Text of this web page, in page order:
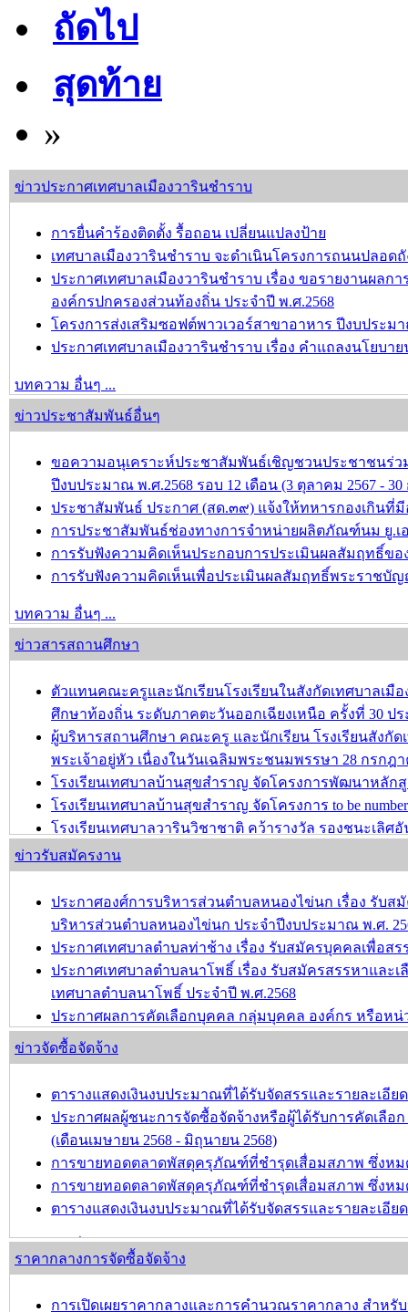
ถัดไป
สุดท้าย
»
ข่าวประกาศเทศบาลเมืองวารินชำราบ
การยื่นคำร้องติดตั้ง รื้อถอน เปลี่ยนแปลงป้าย
เทศบาลเมืองวารินชำราบ จะดำเนินโครงการถนนปลอด
ประกาศเทศบาลเมืองวารินชำราบ เรื่อง ขอรายงานผ
องค์กรปกครองส่วนท้องถิ่น ประจำปี พ.ศ.2568
โครงการส่งเสริมซอฟต์พาวเวอร์สาขาอาหาร ปีงบประ
ประกาศเทศบาลเมืองวารินชำราบ เรื่อง คำแถลงนโยบา
บทความ อื่นๆ ...
ข่าวประชาสัมพันธ์อื่นๆ
ขอความอนุเคราะห์ประชาสัมพันธ์เชิญชวนประชาชนร่ว
ปีงบประมาณ พ.ศ.2568 รอบ 12 เดือน (3 ตุลาคม 2567 -
ประชาสัมพันธ์ ประกาศ (สด.๓๙) แจ้งให้ทหารกองเกินที่มี
การประชาสัมพันธ์ช่องทางการจำหน่ายผลิตภัณฑ์นม ยู.เ
การรับฟังความคิดเห็นประกอบการประเมินผลสัมฤทธิ์ข
การรับฟังความคิดเห็นเพื่อประเมินผลสัมฤทธิ์พระราชบัญ
บทความ อื่นๆ ...
ข่าวสารสถานศึกษา
ตัวแทนคณะครูและนักเรียนโรงเรียนในสังกัดเทศบาลเ
ศึกษาท้องถิ่น ระดับภาคตะวันออกเฉียงเหนือ ครั้งที่ 30 ปร
ผู้บริหารสถานศึกษา คณะครู และนักเรียน โรงเรียนสังกั
พระเจ้าอยู่หัว เนื่องในวันเฉลิมพระชนมพรรษา 28 กรกฎ
โรงเรียนเทศบาลบ้านสุขสำราญ จัดโครงการพัฒนาหลั
โรงเรียนเทศบาลบ้านสุขสำราญ จัดโครงการ to be
โรงเรียนเทศบาลวารินวิชาชาติ คว้ารางวัล รองชนะเลิศ
อายุไม่เกิน 12 ปี ครั้งที่ 2 ประจำปีการศึกษา 2567
ข่าวรับสมัครงาน
ประกาศองศ์การบริหารส่วนตำบลหนองไข่นก เรื่อง รับส
บริหารส่วนตำบลหนองไข่นก ประจำปีงบประมาณ พ.ศ.
ประกาศเทศบาลตำบลท่าช้าง เรื่อง รับสมัครบุคคลเพื่อส
ประกาศเทศบาลตำบลนาโพธิ์ เรื่อง รับสมัครสรรหาและ
เทศบาลตำบลนาโพธิ์ ประจำปี พ.ศ.2568
ประกาศผลการคัดเลือกบุคคล กลุ่มบุคคล องค์กร หรือห
วัฒนธรรม ประจำปี พ.ศ.2568
ขอความอนุเคราะห์ประชาสัมพันธ์การรับสมัครเพื่อคัด
เสริมและรักษามรดกภูมิปัญญาทางวัฒนธรรม ประจำปี พ.
บทความ อื่นๆ ...
ข่าวจัดซื้อจัดจ้าง
ตารางแสดงเงินงบประมาณที่ได้รับจัดสรรและรายละเอี
ประกาศผลผู้ชนะการจัดซื้อจัดจ้างหรือผู้ได้รับการคัดเลื
(เดือนเมษายน 2568 - มิถุนายน 2568)
การขายทอดตลาดพัสดุครุภัณฑ์ที่ชำรุดเสื่อมสภาพ ซึ่งหม
การขายทอดตลาดพัสดุครุภัณฑ์ที่ชำรุดเสื่อมสภาพ ซึ่งหม
ตารางแสดงเงินงบประมาณที่ได้รับจัดสรรและรายละเอี
บทความ อื่นๆ ...
ราคากลางการจัดซื้อจัดจ้าง
การเปิดเผยราคากลางและการคำนวณราคากลาง สำห